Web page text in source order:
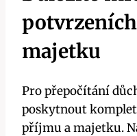
majetku
Pro přepočítání
poskytnout
příjmu a majetku.